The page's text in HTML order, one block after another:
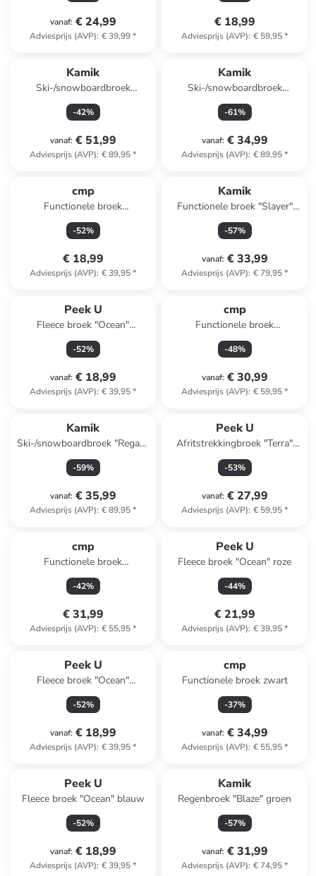
vanaf: € 24,99
Adviesprijs (AVP): € 39,99*
€ 18,99
Adviesprijs (AVP): € 59,95*
Kamik
Ski-/snowboardbroek
"Harper" paars
-42%
vanaf: € 51,99
Adviesprijs (AVP): € 89,95*
Kamik
Ski-/snowboardbroek
"Harper" bruin
-61%
vanaf: € 34,99
Adviesprijs (AVP): € 89,95*
cmp
Functionele broek
donkerblauw
-52%
€ 18,99
Adviesprijs (AVP): € 39,95*
Kamik
Functionele broek "Slayer"
violet
-57%
vanaf: € 33,99
Adviesprijs (AVP): € 79,95*
Peek U
Fleece broek "Ocean"
donkerblauw
-52%
vanaf: € 18,99
Adviesprijs (AVP): € 39,95*
cmp
Functionele broek
donkerblauw
-48%
vanaf: € 30,99
Adviesprijs (AVP): € 59,95*
Kamik
Ski-/snowboardbroek "Regan"
donkerblauw
-59%
vanaf: € 35,99
Adviesprijs (AVP): € 89,95*
Peek U
Afritstrekkingbroek "Terra"
turquoise/donkerblauw
-53%
vanaf: € 27,99
Adviesprijs (AVP): € 59,95*
cmp
Functionele broek
turquoise/zwart
-42%
€ 31,99
Adviesprijs (AVP): € 55,95*
Peek U
Fleece broek "Ocean" roze
-44%
€ 21,99
Adviesprijs (AVP): € 39,95*
Peek U
Fleece broek "Ocean"
lichtbruin/donkerblauw
-52%
vanaf: € 18,99
Adviesprijs (AVP): € 39,95*
cmp
Functionele broek zwart
-37%
vanaf: € 34,99
Adviesprijs (AVP): € 55,95*
Peek U
Fleece broek "Ocean" blauw
-52%
vanaf: € 18,99
Adviesprijs (AVP): € 39,95*
Kamik
Regenbroek "Blaze" groen
-57%
vanaf: € 31,99
Adviesprijs (AVP): € 74,95*